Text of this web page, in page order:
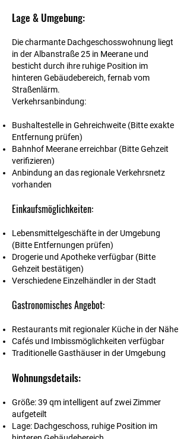
Lage & Umgebung:
Die charmante Dachgeschosswohnung liegt
in der Albanstraße 25 in Meerane und
besticht durch ihre ruhige Position im
hinteren Gebäudebereich, fernab vom
Straßenlärm.
Verkehrsanbindung:
Bushaltestelle in Gehreichweite (Bitte exakte
Entfernung prüfen)
Bahnhof Meerane erreichbar (Bitte Gehzeit
verifizieren)
Anbindung an das regionale Verkehrsnetz
vorhanden
Einkaufsmöglichkeiten:
Lebensmittelgeschäfte in der Umgebung
(Bitte Entfernungen prüfen)
Drogerie und Apotheke verfügbar (Bitte
Gehzeit bestätigen)
Verschiedene Einzelhändler in der Stadt
Gastronomisches Angebot:
Restaurants mit regionaler Küche in der Nähe
Cafés und Imbissmöglichkeiten verfügbar
Traditionelle Gasthäuser in der Umgebung
Wohnungsdetails:
Größe:39 qm intelligent auf zwei Zimmer
aufgeteilt
Lage: Dachgeschoss, ruhige Position im